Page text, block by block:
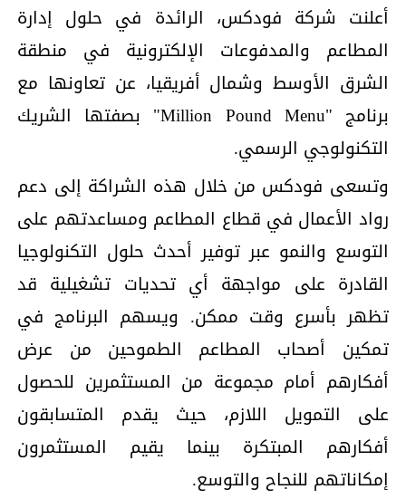
أعلنت شركة فودكس، الرائدة في حلول إدارة
المطاعم والمدفوعات الإلكترونية في منطقة
الشرق الأوسط وشمال أفريقيا، عن تعاونها مع
برنامج "Million Pound Menu" بصفتها الشريك
التكنولوجي الرسمي.
وتسعى فودكس من خلال هذه الشراكة إلى دعم
رواد الأعمال في قطاع المطاعم ومساعدتهم على
التوسع والنمو عبر توفير أحدث حلول التكنولوجيا
القادرة على مواجهة أي تحديات تشغيلية قد
تظهر بأسرع وقت ممكن. ويسهم البرنامج في
تمكين أصحاب المطاعم الطموحين من عرض
أفكارهم أمام مجموعة من المستثمرين للحصول
على التمويل اللازم، حيث يقدم المتسابقون
أفكارهم المبتكرة بينما يقيم المستثمرون
إمكاناتهم للنجاح والتوسع.